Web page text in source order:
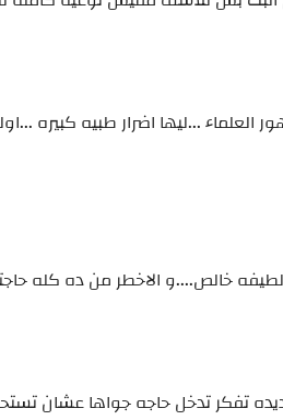
العلماء ...ليها اضرار طبيه كبيره
لطيفه خالص....و الاخطر من ده كله
تفكر تدخل حاجه جواها عشان